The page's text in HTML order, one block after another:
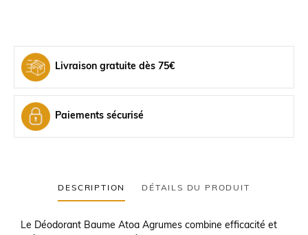
Livraison gratuite dès 75€
Paiements sécurisé
DESCRIPTION DÉTAILS DU PRODUIT
Le Déodorant Baume Atoa Agrumes combine efficacité et